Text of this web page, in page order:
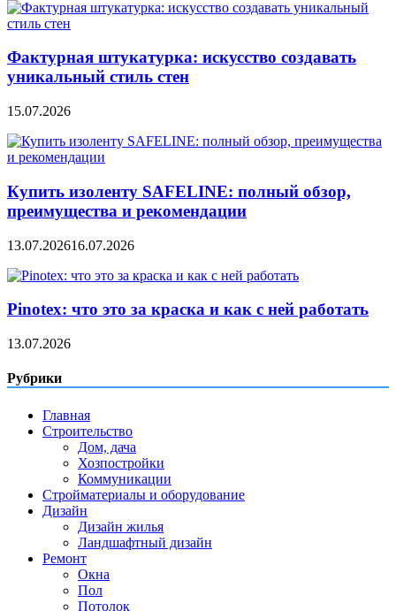
Фактурная штукатурка: искусство создавать
уникальный стиль стен
15.07.2026
Купить изоленту SAFELINE: полный обзор,
преимущества и рекомендации
13.07.202616.07.2026
Pinotex: что это за краска и как с ней работать
13.07.2026
Рубрики
Главная
Строительство
Дом, дача
Хозпостройки
Коммуникации
Стройматериалы и оборудование
Дизайн
Дизайн жилья
Ландшафтный дизайн
Ремонт
Окна
Пол
Потолок